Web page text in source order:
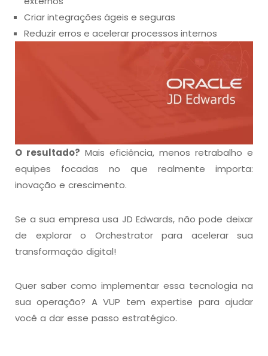
Criar integrações ágeis e seguras
Reduzir erros e acelerar processos internos
O resultado? Mais eficiência, menos retrabalho e
equipes focadas no que realmente importa:
inovação e crescimento.
Se a sua empresa usa JD Edwards, não pode deixar
de explorar o Orchestrator para acelerar sua
transformação digital!
Quer saber como implementar essa tecnologia na
sua operação? A VUP tem expertise para ajudar
você a dar esse passo estratégico.